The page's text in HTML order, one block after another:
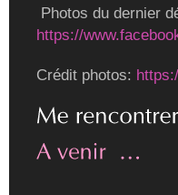
Photos du dernier
https://
Crédit photos: